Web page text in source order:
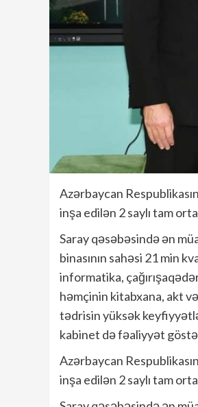
Azərbaycan
inşa edilən 2 saylı tam
Saray qəsəbəsində ən
binasının sahəsi 21 min
informatika,
həmçinin kitabxana, akt
tədrisin yüksək
kabinet də fəaliyyət
Azərbaycan
inşa edilən 2 saylı tam